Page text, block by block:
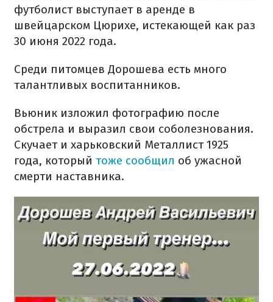
футболист выступает в аренде в
швейцарском Цюрихе, истекающей как раз
30 июня 2022 года.
Среди питомцев Дорошева есть много
талантливых воспитанников.
Вьюник изложил фотографию после
обстрела и выразил свои соболезнования.
Скучает и харьковский Металлист 1925
года, который тоже сообщил об ужасной
смерти наставника.